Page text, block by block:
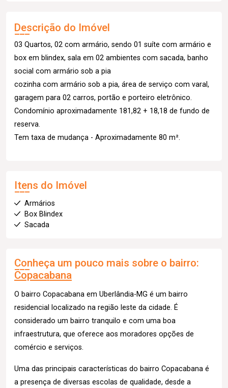
Descrição do Imóvel
03 Quartos, 02 com armário, sendo 01 suíte com armário e
box em blindex, sala em 02 ambientes com sacada, banho
social com armário sob a pia
cozinha com armário sob a pia, área de serviço com varal,
garagem para 02 carros, portão e porteiro eletrônico.
Condomínio aproximadamente 181,82 + 18,18 de fundo de
reserva.
Tem taxa de mudança - Aproximadamente 80 m².
Itens do Imóvel
Armários
Box Blindex
Sacada
Conheça um pouco mais sobre o bairro:
Copacabana
O bairro Copacabana em Uberlândia-MG é um bairro
residencial localizado na região leste da cidade. É
considerado um bairro tranquilo e com uma boa
infraestrutura, que oferece aos moradores opções de
comércio e serviços.
Uma das principais características do bairro Copacabana é
a presença de diversas escolas de qualidade, desde a